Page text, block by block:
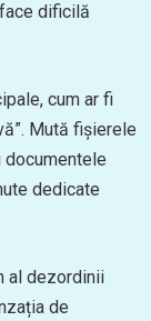
dificilă
cum ar fi
Mută fișierele
dedicate
al dezordinii
de